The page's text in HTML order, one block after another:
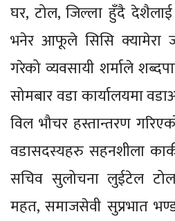
घर, टोल, जिल्ला हुँदै
भनेर आफूले सिसि क्यामेरा
गरेको व्यवसायी शर्माले
सोमबार वडा कार्यालयमा
विल भौचर हस्तान्तरण
वडासदस्यहरु सहनशीला
सचिव सुलोचना लुईटेल
महत, समाजसेवी सुप्रभात